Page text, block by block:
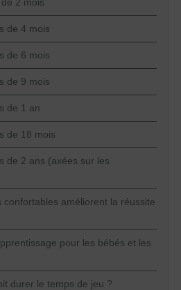
de 4 mois
de 6 mois
de 9 mois
de 1 an
de 18 mois
de 2 ans (axées sur les
confortables améliorent la réussite
pour les bébés et les
durer le temps de jeu ?